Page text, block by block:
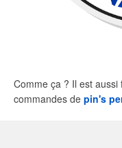
Comme ça ? Il est
commandes de pin's